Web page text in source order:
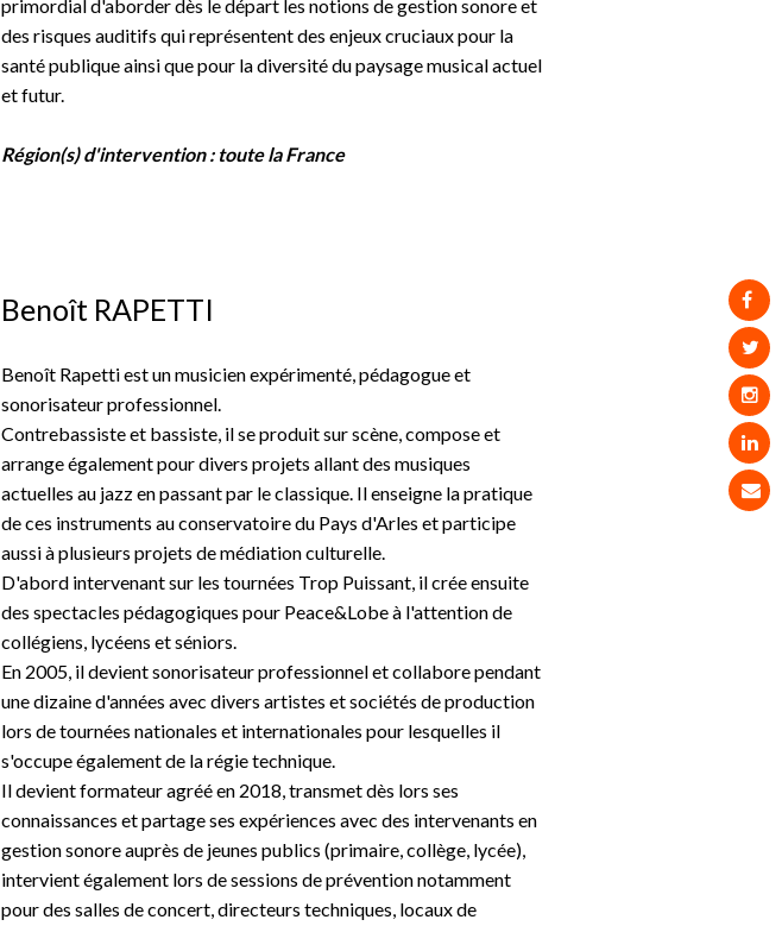
primordial d'aborder dès le départ les notions de gestion sonore et
des risques auditifs qui représentent des enjeux cruciaux pour la
santé publique ainsi que pour la diversité du paysage musical actuel
et futur.
Région(s) d'intervention : toute la France
Benoît RAPETTI
Benoît Rapetti est un musicien expérimenté, pédagogue et
sonorisateur professionnel.
Contrebassiste et bassiste, il se produit sur scène, compose et
arrange également pour divers projets allant des musiques
actuelles au jazz en passant par le classique. Il enseigne la pratique
de ces instruments au conservatoire du Pays d'Arles et participe
aussi à plusieurs projets de médiation culturelle.
D'abord intervenant sur les tournées Trop Puissant, il crée ensuite
des spectacles pédagogiques pour Peace&Lobe à l'attention de
collégiens, lycéens et séniors.
En 2005, il devient sonorisateur professionnel et collabore pendant
une dizaine d'années avec divers artistes et sociétés de production
lors de tournées nationales et internationales pour lesquelles il
s'occupe également de la régie technique.
Il devient formateur agréé en 2018, transmet dès lors ses
connaissances et partage ses expériences avec des intervenants en
gestion sonore auprès de jeunes publics (primaire, collège, lycée),
intervient également lors de sessions de prévention notamment
pour des salles de concert, directeurs techniques, locaux de